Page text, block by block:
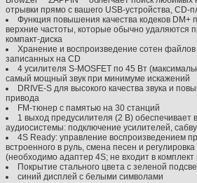
отрывки прямо с вашего USB-устройства, CD-
Функция повышения качества кодеков DM+
верхние частоты, которые обычно удаляются
компакт-диска
Хранение и воспроизведение сотен файлов
записанных на CD
4 усилителя S-MOSFET по 45 Вт
самый мощный звук при минимуме искажений
DRIVE-S для высокого качества звука и
привода
FM-тюнер с памятью на 30 станций
1 выход предусилителя (2 В) обеспечивает
аудиосистемы: подключение усилителей,
4S Ready: управление воспроизведением
встроенного в руль, смена песен и регулировка
(необходимо адаптер 4S; не входит в комплект
Покрытие стального цвета с зеленой
синий дисплей с белыми символами